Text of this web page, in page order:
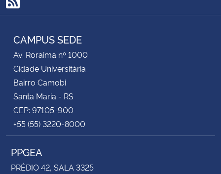
RSS
CAMPUS SEDE
Av. Roraima nº 1000
Cidade Universitária
Bairro Camobi
Santa Maria - RS
CEP: 97105-900
+55 (55) 3220-8000
PPGEA
PRÉDIO 42, SALA 3325